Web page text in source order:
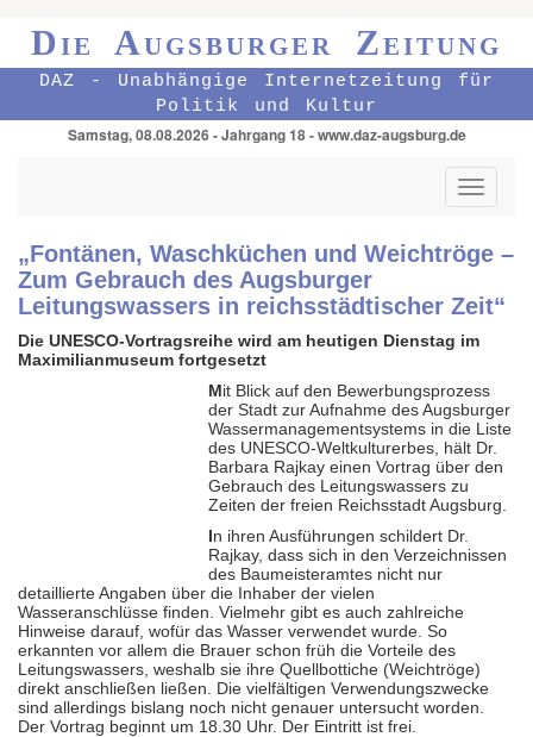
Die Augsburger Zeitung
DAZ - Unabhängige Internetzeitung für
Politik und Kultur
Samstag, 08.08.2026 - Jahrgang 18 - www.daz-augsburg.de
Toggle
„Fontänen, Waschküchen und Weichtröge –
Zum Gebrauch des Augsburger
Leitungswassers in reichsstädtischer Zeit“
Die UNESCO-Vortragsreihe wird am heutigen Dienstag im
Maximilianmuseum fortgesetzt
Mit Blick auf den Bewerbungsprozess
der Stadt zur Aufnahme des Augsburger
Wassermanagementsystems in die Liste
des UNESCO-Weltkulturerbes, hält Dr.
Barbara Rajkay einen Vortrag über den
Gebrauch des Leitungswassers zu
Zeiten der freien Reichsstadt Augsburg.
In ihren Ausführungen schildert Dr.
Rajkay, dass sich in den Verzeichnissen
des Baumeisteramtes nicht nur
detaillierte Angaben über die Inhaber der vielen
Wasseranschlüsse finden. Vielmehr gibt es auch zahlreiche
Hinweise darauf, wofür das Wasser verwendet wurde. So
erkannten vor allem die Brauer schon früh die Vorteile des
Leitungswassers, weshalb sie ihre Quellbottiche (Weichtröge)
direkt anschließen ließen. Die vielfältigen Verwendungszwecke
sind allerdings bislang noch nicht genauer untersucht worden.
Der Vortrag beginnt um 18.30 Uhr. Der Eintritt ist frei.